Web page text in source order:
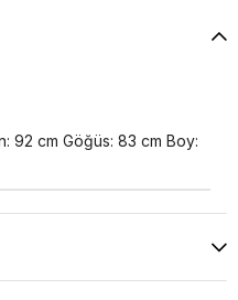
92 cm Göğüs: 83 cm Boy: